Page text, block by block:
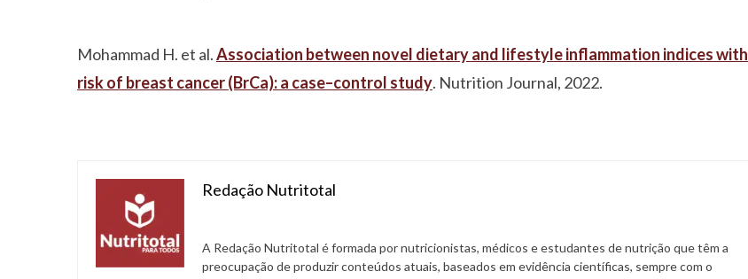
Mohammad H. et al.Association between novel dietary and lifestyle inflammation indices with
risk of breast cancer (BrCa): a case–control study. Nutrition Journal, 2022.
Redação Nutritotal
A Redação Nutritotal é formada por nutricionistas, médicos e estudantes de nutrição que têm a
preocupação de produzir conteúdos atuais, baseados em evidência científicas, sempre com o